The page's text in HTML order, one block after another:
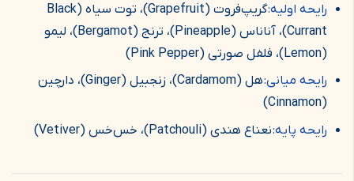
رایحه اولیه:
گریپ‌فروت (Grapefruit)، توت سیاه (Black
Currant)، آناناس (Pineapple)، ترنج (Bergamot)، لیمو
(Lemon)، فلفل صورتی (Pink Pepper)
رایحه میانی:
هل (Cardamom)، زنجبیل (Ginger)، دارچین
(Cinnamon)
رایحه پایه:نعناع هندی (Patchouli)، خس‌خس (Vetiver)